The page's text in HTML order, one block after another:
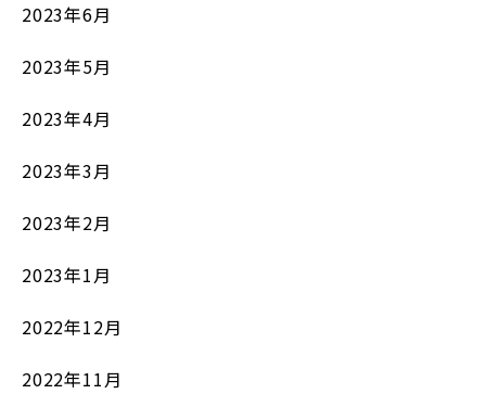
2023年6月
2023年5月
2023年4月
2023年3月
2023年2月
2023年1月
2022年12月
2022年11月